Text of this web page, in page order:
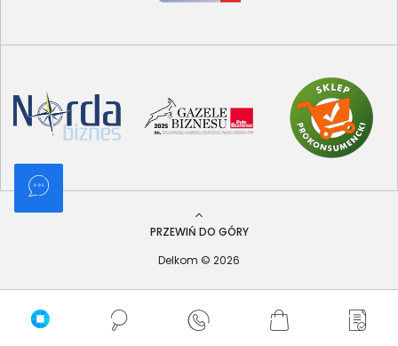
PRZEWIŃ DO GÓRY
Delkom © 2026